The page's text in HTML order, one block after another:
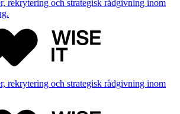
rekrytering och strategisk rådgivning inom
rekrytering och strategisk rådgivning inom